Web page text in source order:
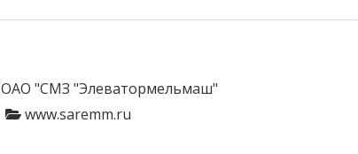
ОАО "СМЗ "Элеватормельмаш"
www.saremm.ru